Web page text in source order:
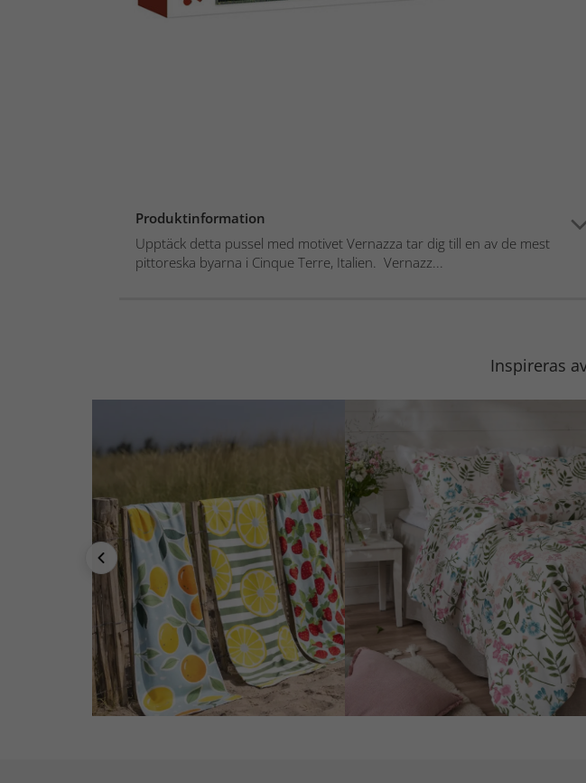
Produktinformation
Upptäck detta pussel med motivet Vernazza tar dig till en av de mest
pittoreska byarna i Cinque Terre, Italien. Vernazz...
Inspireras